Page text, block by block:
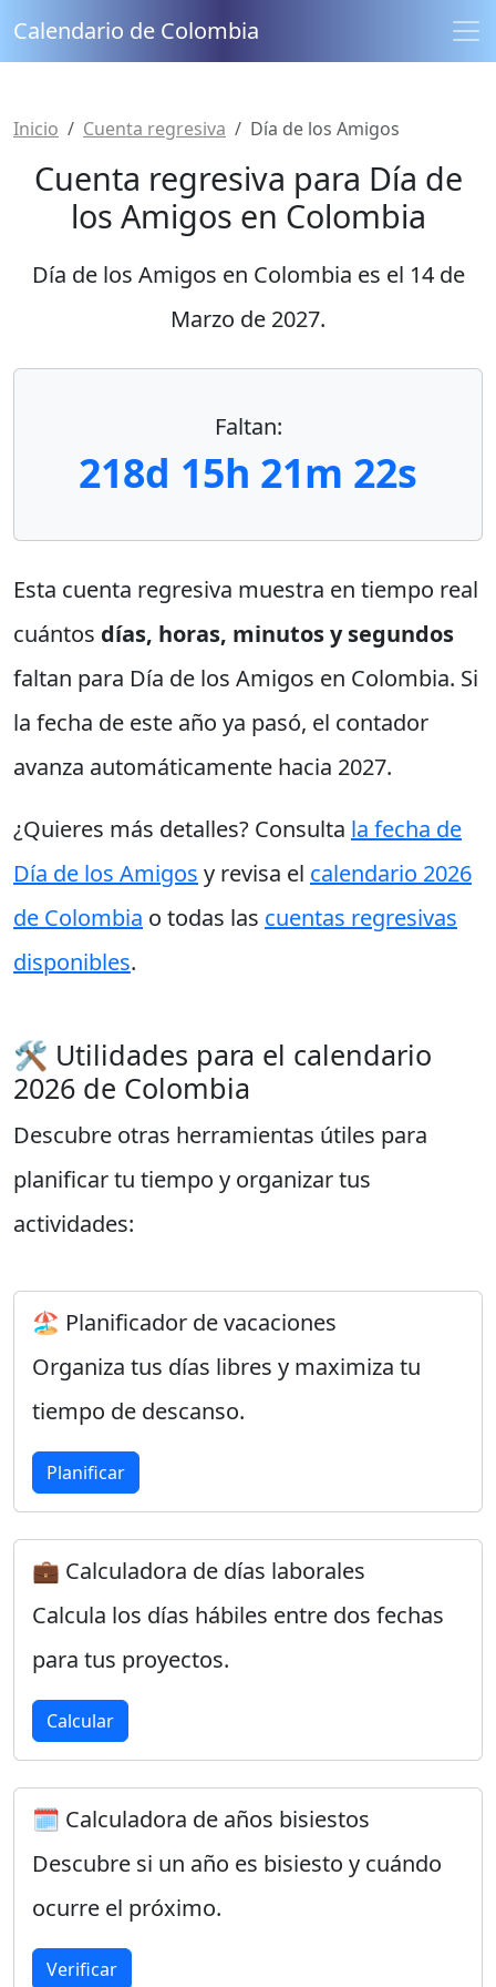
Calendario de Colombia
Inicio Cuenta regresiva Día de los Amigos
Cuenta regresiva para Día de
los Amigos en Colombia
Día de los Amigos en Colombia es el 14 de
Marzo de 2027.
Faltan:
218d 15h 21m 22s
Esta cuenta regresiva muestra en tiempo real
cuántos días, horas, minutos y segundos
faltan para Día de los Amigos en Colombia. Si
la fecha de este año ya pasó, el contador
avanza automáticamente hacia 2027.
¿Quieres más detalles? Consulta la fecha de
Día de los Amigos y revisa el calendario 2026
de Colombia o todas las cuentas regresivas
disponibles.
🛠️ Utilidades para el calendario
2026 de Colombia
Descubre otras herramientas útiles para
planificar tu tiempo y organizar tus
actividades:
🏖️ Planificador de vacaciones
Organiza tus días libres y maximiza tu
tiempo de descanso.
Planificar
💼 Calculadora de días laborales
Calcula los días hábiles entre dos fechas
para tus proyectos.
Calcular
🗓️ Calculadora de años bisiestos
Descubre si un año es bisiesto y cuándo
ocurre el próximo.
Verificar